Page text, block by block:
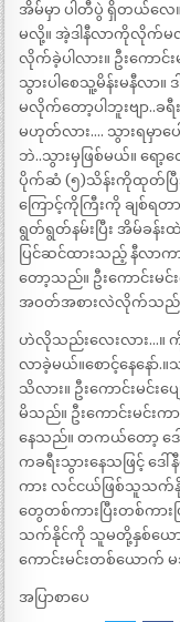
အိမ်မှာ ပါတီပွဲ ရှိတယ်လေ
မလို့။ အဲ့ဒါနီလာကိုလိုက်မလ
လိုက်ခဲ့ပါလား။ ဦးကော
သွားပါစေသူ့မိန်းမနီလာ
မလိုက်တော့ပါဘူးဗျာ..ခ
မဟုတ်လား…. သွားရမှာ
ဘဲ..သွားမှဖြစ်မယ်။ ရေ
ပိုက်ဆံ (၅)သိန်းကိုထုတ်ပြီး
ကြောင့်ကိုကြီးကို ချစ်ရတ
ရွတ်ရွတ်နမ်းပြီး အိမ်ခန်
ပြင်ဆင်ထားသည့် နီလာက
တော့သည်။ ဦးကောင်းမင်း
အဝတ်အစားလဲလိုက်သည်။
ဟဲလိုသည်းလေးလား…။ ကို
လာခဲ့မယ်။စောင့်နေန
သိလား။ ဦးကောင်းမင်းပ
မိသည်။ ဦးကောင်းမင်းက
နေသည်။ တကယ်တော့ ဒေါ်ခ
ကခရီးသွားနေသဖြင့် ဒေါ်
ကား လင်ငယ်ဖြစ်သူသက်နို
တွေတစ်ကားပြီးတစ်ကာ
သက်နိုင်ကို သူမတို့နှစ်ယော
ကောင်းမင်းတစ်ယောက်
အပြာစာပေ